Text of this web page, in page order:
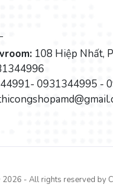
108 Hiệp Nhất,
0931344995 -
- All rights reserved by